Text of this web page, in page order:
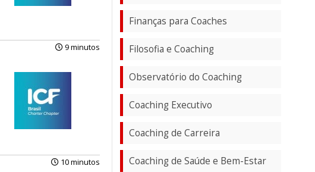
9 minutos
10 minutos
Finanças para Coaches
Filosofia e Coaching
Observatório do Coaching
Coaching Executivo
Coaching de Carreira
Coaching de Saúde e Bem-Estar